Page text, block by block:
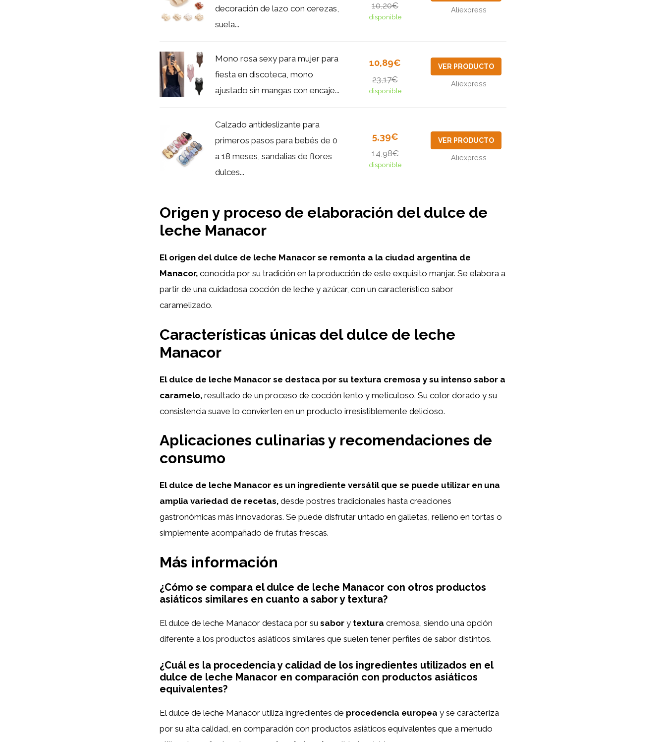
decoración de lazo con cerezas,
suela...
10,20€
disponible
Aliexpress
Mono rosa sexy para mujer para
fiesta en discoteca, mono
ajustado sin mangas con encaje...
10,89€
23,17€
disponible
VER PRODUCTO
Aliexpress
Calzado antideslizante para
primeros pasos para bebés de 0
a 18 meses, sandalias de flores
dulces...
5,39€
14,98€
disponible
VER PRODUCTO
Aliexpress
Origen y proceso de elaboración del dulce de
leche Manacor
El origen del dulce de leche Manacor se remonta a la ciudad argentina de
Manacor, conocida por su tradición en la producción de este exquisito manjar. Se elabora a
partir de una cuidadosa cocción de leche y azúcar, con un característico sabor
caramelizado.
Características únicas del dulce de leche
Manacor
El dulce de leche Manacor se destaca por su textura cremosa y su intenso sabor a
caramelo, resultado de un proceso de cocción lento y meticuloso. Su color dorado y su
consistencia suave lo convierten en un producto irresistiblemente delicioso.
Aplicaciones culinarias y recomendaciones de
consumo
El dulce de leche Manacor es un ingrediente versátil que se puede utilizar en una
amplia variedad de recetas, desde postres tradicionales hasta creaciones
gastronómicas más innovadoras. Se puede disfrutar untado en galletas, relleno en tortas o
simplemente acompañado de frutas frescas.
Más información
¿Cómo se compara el dulce de leche Manacor con otros productos
asiáticos similares en cuanto a sabor y textura?
El dulce de leche Manacor destaca por su sabor y textura cremosa, siendo una opción
diferente a los productos asiáticos similares que suelen tener perfiles de sabor distintos.
¿Cuál es la procedencia y calidad de los ingredientes utilizados en el
dulce de leche Manacor en comparación con productos asiáticos
equivalentes?
El dulce de leche Manacor utiliza ingredientes de procedencia europea y se caracteriza
por su alta calidad, en comparación con productos asiáticos equivalentes que a menudo